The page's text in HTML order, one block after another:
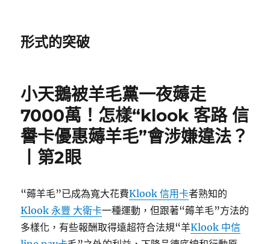
形式的突破
小天鵝被羊毛黨一夜薅走
7000萬！怎樣“klook 客路 信
譽卡優惠薅羊毛”會涉嫌違法？
丨第2眼
“薅羊毛”已成為寬大花費Klook 信用卡者熟知的
Klook 永豐 大衛卡一種運動，但跟著“薅羊毛”方法的
多樣化，有些報酬取得遠超符合法規“羊Klook 中信